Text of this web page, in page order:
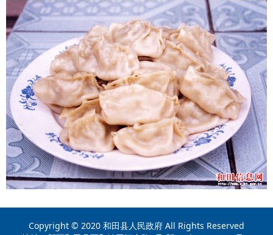
Copyright © 2020 和田县人民政府 All Rights Reserved